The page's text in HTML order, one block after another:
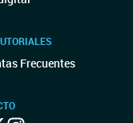
Frecuentes